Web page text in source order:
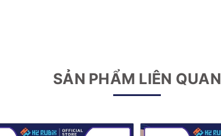
SẢN PHẨM LIÊN QUAN